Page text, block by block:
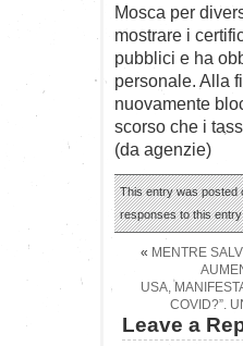
Mosca per
mostrare i
pubblici e ha
personale. Alla
nuovamente
scorso che i
(da agenzie)
This entry was posted
responses to this
« MENTRE
USA,
COVID?”.
Leave a